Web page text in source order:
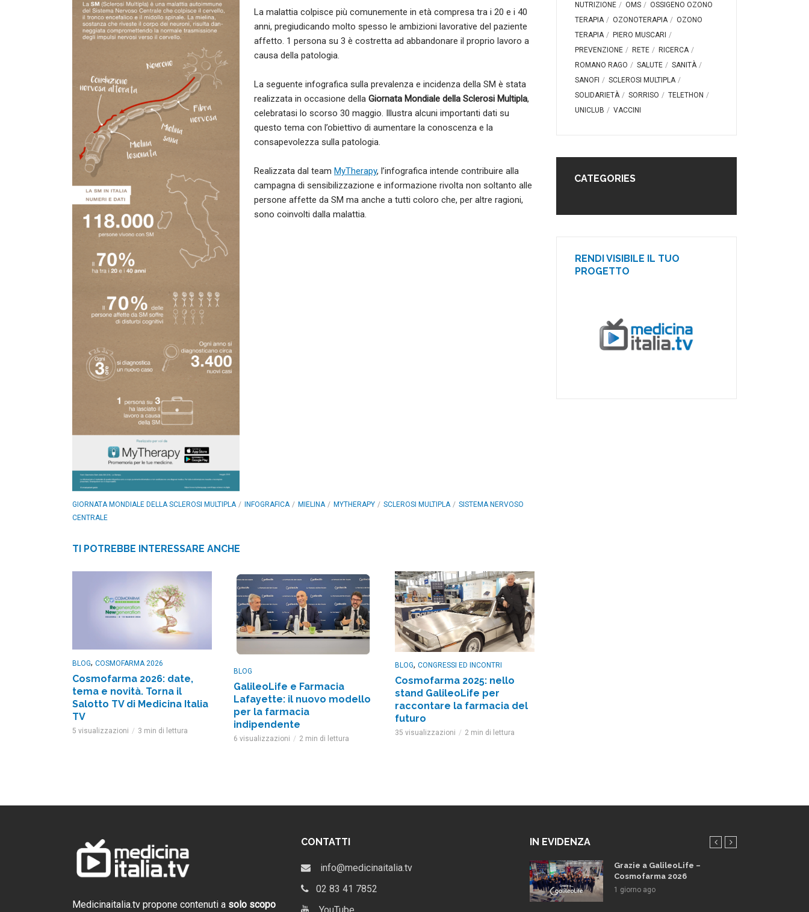
La malattia colpisce più comunemente in età compresa tra i 20 e i 40
anni, pregiudicando molto spesso le ambizioni lavorative del paziente
affetto. 1 persona su 3 è costretta ad abbandonare il proprio lavoro a
causa della patologia.
La seguente infografica sulla prevalenza e incidenza della SM è stata
realizzata in occasione della Giornata Mondiale della Sclerosi Multipla,
celebratasi lo scorso 30 maggio. Illustra alcuni importanti dati su
questo tema con l’obiettivo di aumentare la conoscenza e la
consapevolezza sulla patologia.
Realizzata dal team MyTherapy, l’infografica intende contribuire alla
campagna di sensibilizzazione e informazione rivolta non soltanto alle
persone affette da SM ma anche a tutti coloro che, per altre ragioni,
sono coinvolti dalla malattia.
GIORNATA MONDIALE DELLA SCLEROSI MULTIPLA INFOGRAFICA MIELINA MYTHERAPY SCLEROSI MULTIPLA
SISTEMA NERVOSO
CENTRALE
TI POTREBBE INTERESSARE ANCHE
BLOG, COSMOFARMA 2026
Cosmofarma 2026: date,
tema e novità. Torna il
Salotto TV di Medicina Italia
TV
5 visualizzazioni 3 min di lettura
BLOG
GalileoLife e Farmacia
Lafayette: il nuovo modello
per la farmacia
indipendente
6 visualizzazioni 2 min di lettura
BLOG, CONGRESSI ED INCONTRI
Cosmofarma 2025: nello
stand GalileoLife per
raccontare la farmacia del
futuro
35 visualizzazioni 2 min di lettura
NUTRIZIONE
OMS
OSSIGENO OZONO
TERAPIA
OZONOTERAPIA
OZONO
TERAPIA
PIERO MUSCARI
PREVENZIONE
RETE
RICERCA
ROMANO RAGO
SALUTE
SANITÀ
SANOFI
SCLEROSI MULTIPLA
SOLIDARIETÀ
SORRISO
TELETHON
UNICLUB
VACCINI
CATEGORIES
RENDI VISIBILE IL TUO
PROGETTO
Medicinaitalia.tv propone contenuti a solo scopo
CONTATTI
info@medicinaitalia.tv
02 83 41 7852
IN EVIDENZA
Cosmofarma 2026: al via il
2 settimane ago
GalileoLife e Farmacia
Grazie a GalileoLife –
Cosmofarma 2026
1 giorno ago